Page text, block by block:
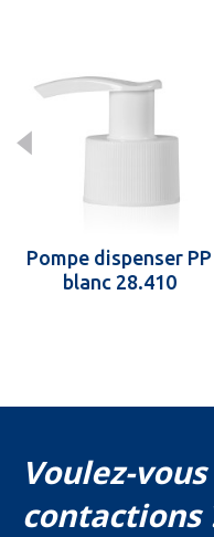
Pompe dispenser PP
blanc 28.410
Voulez-
contactions